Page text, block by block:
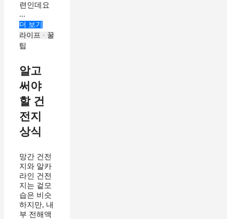
련인데요
...
더 보기
라이프 · 꿀
팁
알고
써야
할 건
전지
상식
망간 건전
지와 알카
라인 건전
지는 겉모
습은 비슷
하지만, 내
부 전해액